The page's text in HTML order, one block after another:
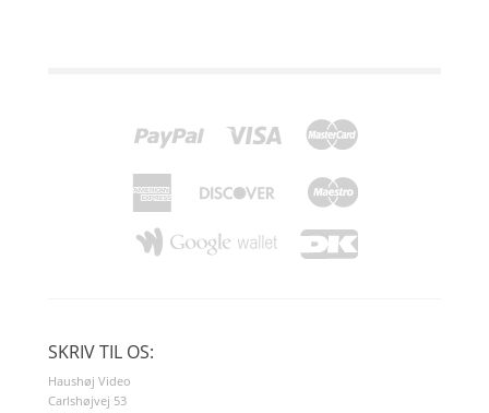
SKRIV TIL OS:
Haushøj Video
Carlshøjvej 53